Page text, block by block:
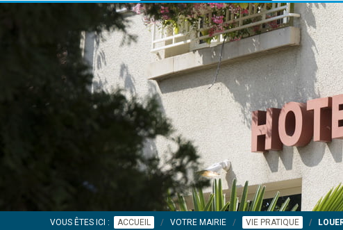
VOUS ÊTES ICI : ACCUEIL VOTRE MAIRIE VIE PRATIQUE